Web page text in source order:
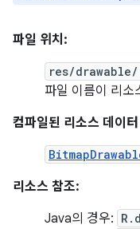
파일 위치:
res/drawable/
파일 이름이 리소
컴파일된 리소스 데이
리소스 참조:
Java의 경우: